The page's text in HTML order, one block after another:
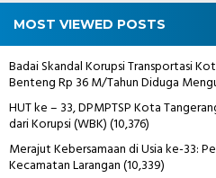
MOST VIEWED POSTS
Badai Skandal Korupsi Transportasi
Benteng Rp 36 M/Tahun Diduga
HUT ke – 33, DPMPTSP Kota
dari Korupsi (WBK)(10,376)
Merajut Kebersamaan di Usia ke-33:
Kecamatan Larangan(10,339)